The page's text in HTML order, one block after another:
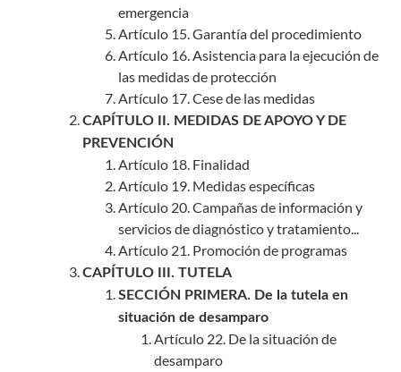
emergencia
Artículo 15. Garantía del procedimiento
Artículo 16. Asistencia para la ejecución de
las medidas de protección
Artículo 17. Cese de las medidas
CAPÍTULO II. MEDIDAS DE APOYO Y DE
PREVENCIÓN
Artículo 18. Finalidad
Artículo 19. Medidas específicas
Artículo 20. Campañas de información y
servicios de diagnóstico y tratamiento...
Artículo 21. Promoción de programas
CAPÍTULO III. TUTELA
SECCIÓN PRIMERA. De la tutela en
situación de desamparo
Artículo 22. De la situación de
desamparo